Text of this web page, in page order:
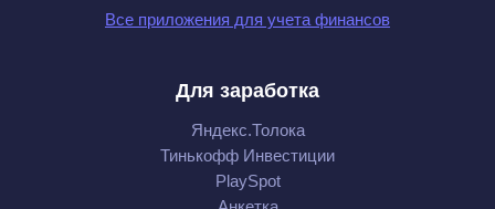
Все приложения для учета финансов
Для заработка
Яндекс.Толока
Тинькофф Инвестиции
PlaySpot